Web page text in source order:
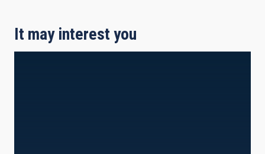
It may interest you